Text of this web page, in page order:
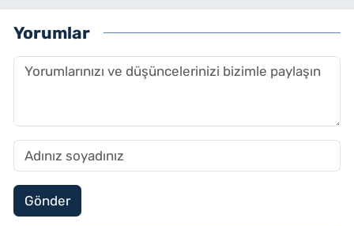
Yorumlar
Gönder